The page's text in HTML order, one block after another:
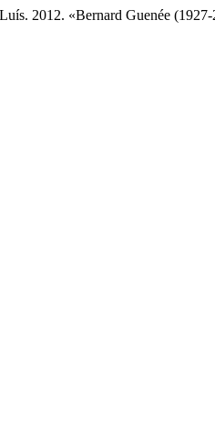
2012. «Bernard Guenée